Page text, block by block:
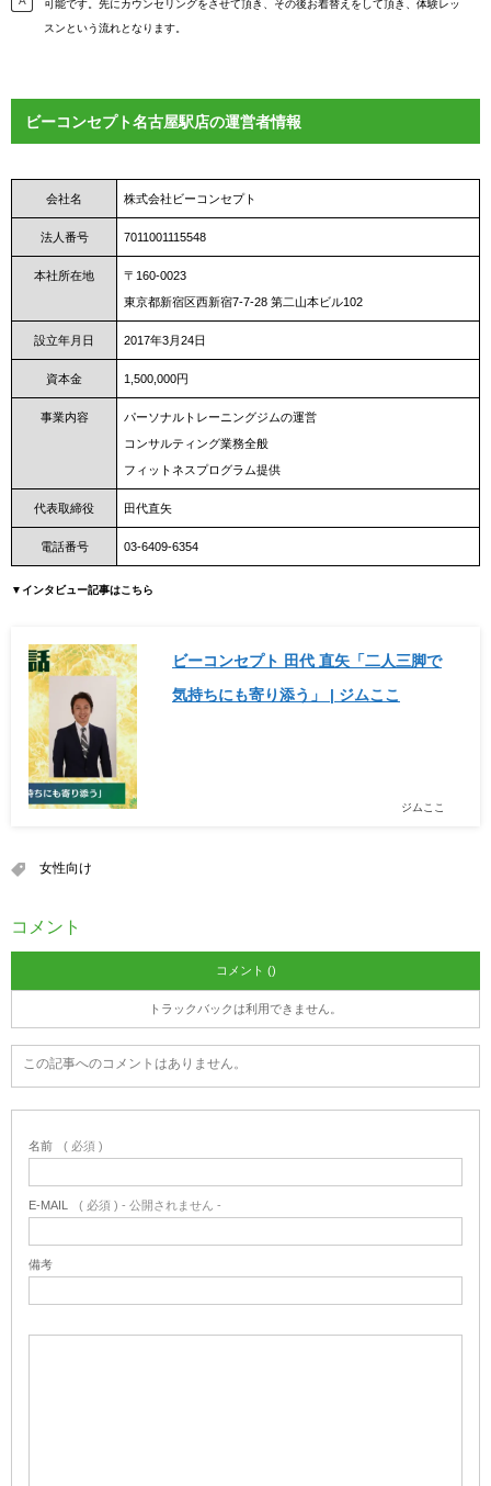
可能です。先にカウンセリングをさせて頂き、その後お着替えをして頂き、体験レッ
スンという流れとなります。
ビーコンセプト名古屋駅店の運営者情報
会社名 株式会社ビーコンセプト
法人番号 7011001115548
本社所在地
〒160-0023
東京都新宿区西新宿7-7-28 第二山本ビル102
設立年月日 2017年3月24日
資本金 1,500,000円
事業内容
パーソナルトレーニングジムの運営
コンサルティング業務全般
フィットネスプログラム提供
代表取締役 田代直矢
電話番号 03-6409-6354
▼インタビュー記事はこちら
ビーコンセプト 田代 直矢「二人三脚で
気持ちにも寄り添う」 | ジムここ
ジムここ
女性向け
コメント
コメント ()
トラックバックは利用できません。
この記事へのコメントはありません。
名前 ( 必須 )
E-MAIL ( 必須 ) - 公開されません -
備考